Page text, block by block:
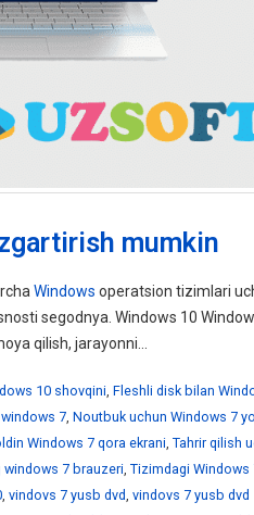
mumkin
Windows operatsion tizimlari
segodnya. Windows 10
qilish, jarayonni...
10 shovqini, Fleshli disk bilan
7, Noutbuk uchun Windows 7
Windows 7 qora ekrani, Tahrir qilish
7 brauzeri, Tizimdagi Windows
, vindovs 7 yusb dvd, vindovs 7 yusb dvd